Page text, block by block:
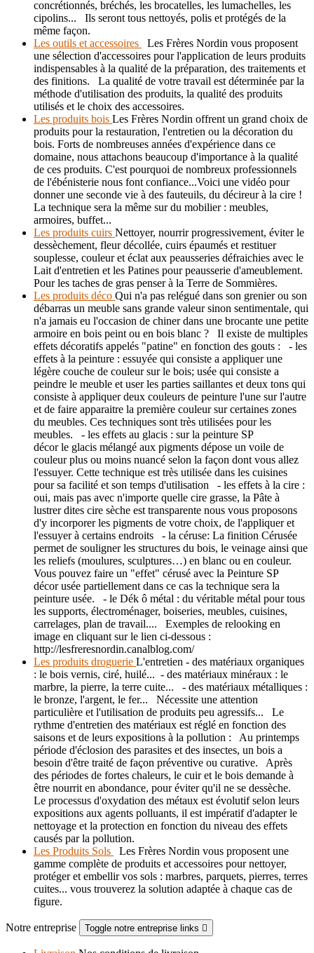
concrétionnés, bréchés, les brocatelles, les lumachelles, les
cipolins... Ils seront tous nettoyés, polis et protégés de la
même façon.
Les outils et accessoires
Les Frères Nordin vous proposent
une sélection d'accessoires pour l'application de leurs produits
indispensables à la qualité de la préparation, des traitements et
des finitions. La qualité de votre travail est déterminée par la
méthode d'utilisation des produits, la qualité des produits
utilisés et le choix des accessoires.
Les produits bois Les Frères Nordin offrent un grand choix de
produits pour la restauration, l'entretien ou la décoration du
bois. Forts de nombreuses années d'expérience dans ce
domaine, nous attachons beaucoup d'importance à la qualité
de ces produits. C'est pourquoi de nombreux professionnels
de l'ébénisterie nous font confiance...Voici une vidéo pour
donner une seconde vie à des fauteuils, du décireur à la cire !
La technique sera la même sur du mobilier : meubles,
armoires, buffet...
Les produits cuirs Nettoyer, nourrir progressivement, éviter le
dessèchement, fleur décollée, cuirs épaumés et restituer
souplesse, couleur et éclat aux peausseries défraichies avec le
Lait d'entretien et les Patines pour peausserie d'ameublement.
Pour les taches de gras penser à la Terre de Sommières.
Les produits déco Qui n'a pas relégué dans son grenier ou son
débarras un meuble sans grande valeur sinon sentimentale, qui
n'a jamais eu l'occasion de chiner dans une brocante une petite
armoire en bois peint ou en bois blanc ? Il existe de multiples
effets décoratifs appelés "patine" en fonction des gouts : - les
effets à la peinture : essuyée qui consiste a appliquer une
légère couche de couleur sur le bois; usée qui consiste a
peindre le meuble et user les parties saillantes et deux tons qui
consiste à appliquer deux couleurs de peinture l'une sur l'autre
et de faire apparaitre la première couleur sur certaines zones
du meubles. Ces techniques sont très utilisées pour les
meubles. - les effets au glacis : sur la peinture SP
décor le glacis mélangé aux pigments dépose un voile de
couleur plus ou moins nuancé selon la façon dont vous allez
l'essuyer. Cette technique est très utilisée dans les cuisines
pour sa facilité et son temps d'utilisation - les effets à la cire :
oui, mais pas avec n'importe quelle cire grasse, la Pâte à
lustrer dites cire sèche est transparente nous vous proposons
d'y incorporer les pigments de votre choix, de l'appliquer et
l'essuyer à certains endroits - la céruse: La finition Cérusée
permet de souligner les structures du bois, le veinage ainsi que
les reliefs (moulures, sculptures…) en blanc ou en couleur.
Vous pouvez faire un "effet" cérusé avec la Peinture SP
décor usée partiellement dans ce cas la technique sera la
peinture usée. - le Dék ô métal : du véritable métal pour tous
les supports, électroménager, boiseries, meubles, cuisines,
carrelages, plan de travail.... Exemples de relooking en
image en cliquant sur le lien ci-dessous :
http://lesfreresnordin.canalblog.com/
Les produits droguerie L'entretien - des matériaux organiques
: le bois vernis, ciré, huilé... - des matériaux minéraux : le
marbre, la pierre, la terre cuite... - des matériaux métalliques :
le bronze, l'argent, le fer... Nécessite une attention
particulière et l'utilisation de produits peu agressifs... Le
rythme d'entretien des matériaux est réglé en fonction des
saisons et de leurs expositions à la pollution : Au printemps
période d'éclosion des parasites et des insectes, un bois a
besoin d'être traité de façon préventive ou curative. Après
des périodes de fortes chaleurs, le cuir et le bois demande à
être nourrit en abondance, pour éviter qu'il ne se dessèche.
Le processus d'oxydation des métaux est évolutif selon leurs
expositions aux agents polluants, il est impératif d'adapter le
nettoyage et la protection en fonction du niveau des effets
causés par la pollution.
Les Produits Sols
Les Frères Nordin vous proposent une
gamme complète de produits et accessoires pour nettoyer,
protéger et embellir vos sols : marbres, parquets, pierres, terres
cuites... vous trouverez la solution adaptée à chaque cas de
figure.
Notre entreprise Toggle notre entreprise links 